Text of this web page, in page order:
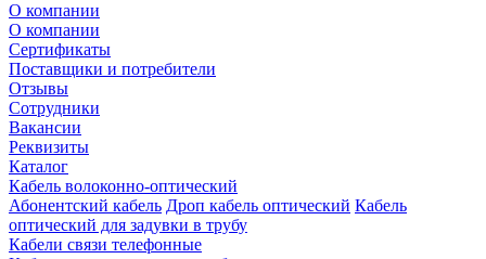
О компании
О компании
Сертификаты
Поставщики и потребители
Отзывы
Сотрудники
Вакансии
Реквизиты
Каталог
Кабель волоконно-оптический
Абонентский кабель Дроп кабель оптический Кабель
оптический для задувки в трубу
Кабели связи телефонные